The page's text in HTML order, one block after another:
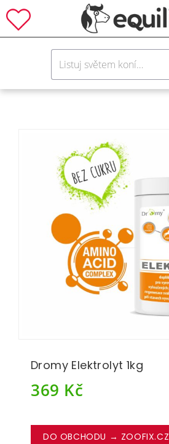
Dromy Elektrolyt 1kg
369 Kč
DO OBCHODU → ZOOFIX.CZ